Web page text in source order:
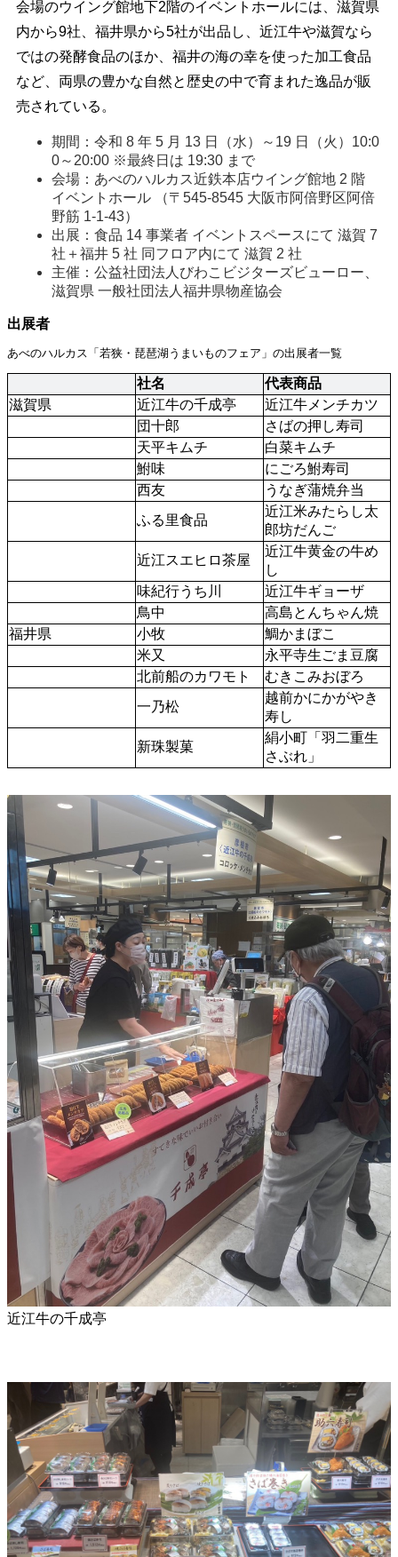
会場のウイング館地下2階のイベントホールには、滋賀県
内から9社、福井県から5社が出品し、近江牛や滋賀なら
ではの発酵食品のほか、福井の海の幸を使った加工食品
など、両県の豊かな自然と歴史の中で育まれた逸品が販
売されている。
期間：令和 8 年 5 月 13 日（水）～19 日（火）10:0
0～20:00 ※最終日は 19:30 まで
会場：あべのハルカス近鉄本店ウイング館地 2 階
イベントホール （〒545-8545 大阪市阿倍野区阿倍
野筋 1-1-43）
出展：食品 14 事業者 イベントスペースにて 滋賀 7
社＋福井 5 社 同フロア内にて 滋賀 2 社
主催：公益社団法人びわこビジターズビューロー、
滋賀県 一般社団法人福井県物産協会
出展者
あべのハルカス「若狭・琵琶湖うまいものフェア」の出展者一覧
社名
代表商品
滋賀県
近江牛の千成亭
近江牛メンチカツ
団十郎
さばの押し寿司
天平キムチ
白菜キムチ
鮒味
にごろ鮒寿司
西友
うなぎ蒲焼弁当
ふる里食品
近江米みたらし太
郎坊だんご
近江スエヒロ茶屋
近江牛黄金の牛め
し
味紀行うち川
近江牛ギョーザ
鳥中
高島とんちゃん焼
福井県
小牧
鯛かまぼこ
米又
永平寺生ごま豆腐
北前船のカワモト
むきこみおぼろ
一乃松
越前かにかがやき
寿し
新珠製菓
絹小町「羽二重生
さぶれ」
近江牛の千成亭